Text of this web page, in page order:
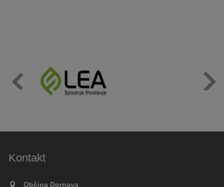
Kontakt
Občina Dornava